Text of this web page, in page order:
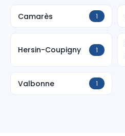
Camarès 1
Hersin-Coupigny 1
Valbonne 1